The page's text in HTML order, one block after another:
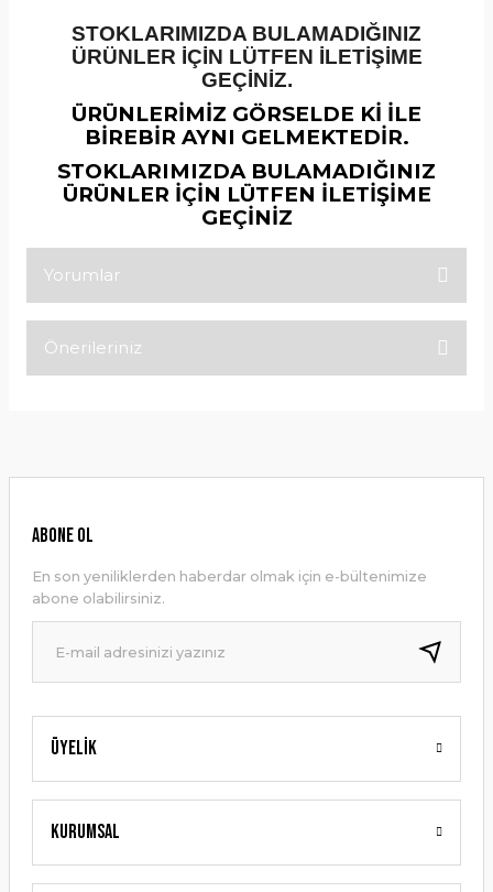
STOKLARIMIZDA BULAMADIĞINIZ
ÜRÜNLER İÇİN LÜTFEN İLETİŞİME
GEÇİNİZ.
ÜRÜNLERİMİZ GÖRSELDE Kİ İLE
BİREBİR AYNI GELMEKTEDİR.
STOKLARIMIZDA BULAMADIĞINIZ
ÜRÜNLER İÇİN LÜTFEN İLETİŞİME
GEÇİNİZ
Yorumlar
Önerileriniz
Ürün resmi kalitesiz, bozuk veya görüntülenemiyor.
Ürün bilgilerinde hatalar bulunuyor.
Ürün fiyatı diğer sitelerden daha pahalı.
Bu ürüne benzer farklı alternatifler olmalı.
Gönder
Üyelik
Kurumsal
ABONE OL
En son yeniliklerden haberdar olmak için e-bültenimize
abone olabilirsiniz.